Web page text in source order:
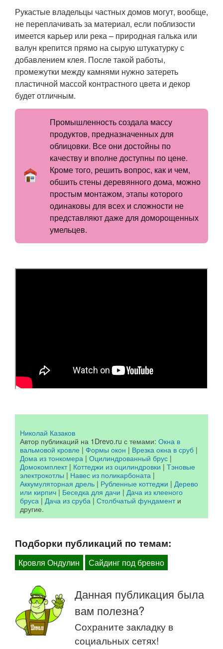
Рукастые владельцы частных домов могут, вообще,
не переплачивать за материал, если поблизости
имеется карьер или река – природная галька или
валун крепится прямо на сырую штукатурку с
добавлением клея. После такой работы,
промежутки между камнями нужно затереть
пластичной массой контрастного цвета и декор
будет отличным.
Промышленность создала массу
продуктов, предназначенных для
облицовки. Все они достойны по
качеству и вполне доступны по цене.
Кроме того, решить вопрос, как и чем,
обшить стены деревянного дома, можно
простым монтажом, этапы которого
одинаковы для всех и сложности не
представляют даже для доморощенных
умельцев.
Николай Казаков
Автор публикаций на 1Drevo.ru с темами: Окна в
вальмовой кровле | Формы окон | Врезка окна в сруб |
Дома из тонкомера | Оцилиндрованный брус |
Домокомплект| Коттеджи из оцилиндровки | Тэновые
электрокотлы | Навес из поликарбоната |
Аккумуляторная дрель | Рубленные коттеджи | Дерево
или кирпич | Беседка для дачи | Дача из клееного
бруса | Дача из сруба | Столбчатый фундаменти
другие.
Подборки публикаций по темам:
Кровля Ондулин Сайдинг под бревно
Данная публикация была
вам полезна?
Сохраните закладку в
социальных сетях!